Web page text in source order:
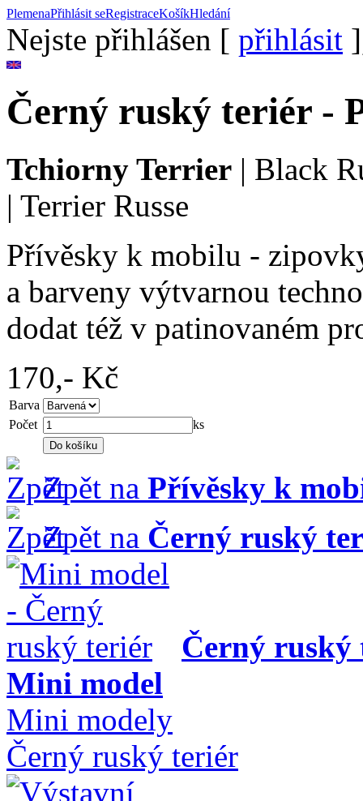
PlemenaPřihlásit seRegistraceKošíkHledání
Nejste přihlášen [ přihlásit
Černý ruský teriér -
Tchiorny Terrier | Black
| Terrier Russe
Přívěsky k mobilu -
a barveny výtvarnou
dodat též v patinovaném
170,- Kč
Barva
Počet
ks
Zpět na Přívěsky k
Zpět na Černý ruský
Černý ruský
Mini model
Mini modely
Černý ruský teriér